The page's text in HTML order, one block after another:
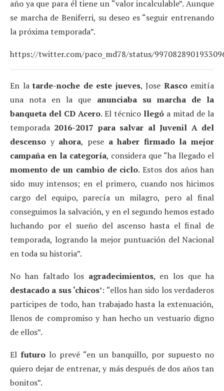
año ya que para él tiene un “valor incalculable”. Aunque
se marcha de Beniferri, su deseo es “seguir entrenando
la próxima temporada”.
https://twitter.com/paco_md78/status/
En latarde-noche de este jueves, Jose Rascoemitía
una nota en la que anunciaba su marcha de la
banqueta del CD Acero. El técnico llegó a mitad de la
temporada 2016-2017 para salvar al Juvenil A del
descenso y ahora, pese a haber firmado la mejor
campaña en la categoría, considera que “ha llegado el
momento de un cambio de ciclo. Estos dos años han
sido muy intensos; en el primero, cuando nos hicimos
cargo del equipo, parecía un milagro, pero al final
conseguimos la salvación, y en el segundo hemos estado
luchando por el sueño del ascenso hasta el final de
temporada, logrando la mejor puntuación del Nacional
en toda su historia”.
No han faltado los agradecimientos, en los que ha
destacado a sus ‘chicos’: “ellos han sido los verdaderos
participes de todo, han trabajado hasta la extenuación,
llenos de compromiso y han hecho un vestuario digno
de ellos”.
El futuro lo prevé “en un banquillo, por supuesto no
quiero dejar de entrenar, y más después de dos años tan
bonitos”.